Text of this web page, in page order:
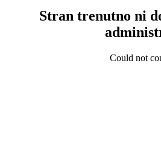
Stran trenutno ni
Could not